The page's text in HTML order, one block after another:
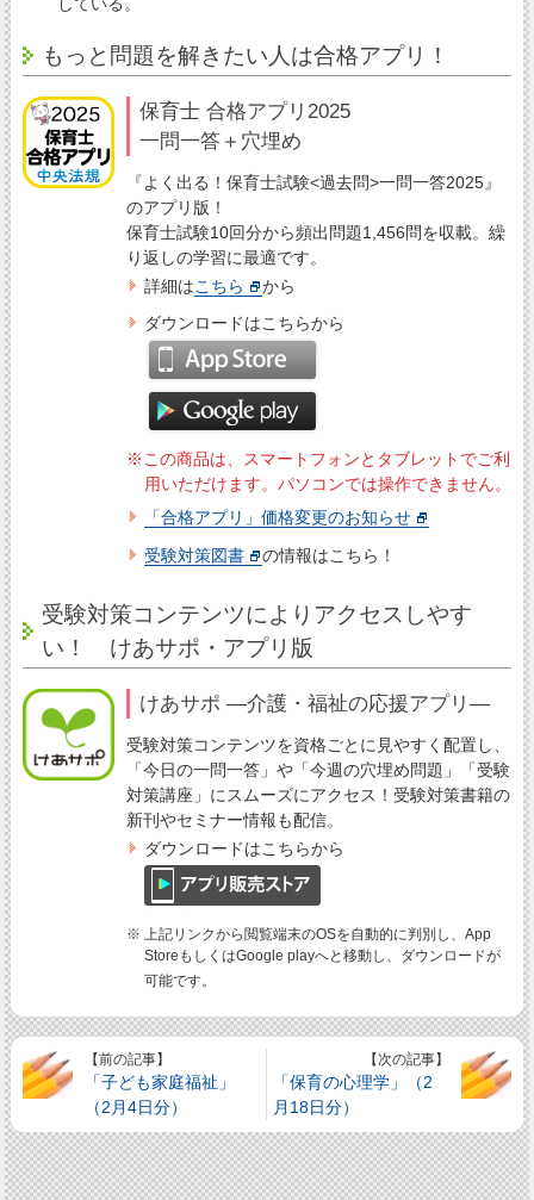
もっと問題を解きたい人は合格アプリ！
保育士 合格アプリ2025
一問一答＋穴埋め
『よく出る！保育士試験<過去問>一問一答2025』
のアプリ版！
保育士試験10回分から頻出問題1,456問を収載。繰
り返しの学習に最適です。
詳細はこちら
から
ダウンロードはこちらから
※この商品は、スマートフォンとタブレットでご利
用いただけます。パソコンでは操作できません。
「合格アプリ」価格変更のお知らせ
受験対策図書
の情報はこちら！
受験対策コンテンツによりアクセスしやす
い！ けあサポ・アプリ版
けあサポ ―介護・福祉の応援アプリ―
受験対策コンテンツを資格ごとに見やすく配置し、
「今日の一問一答」や「今週の穴埋め問題」「受験
対策講座」にスムーズにアクセス！受験対策書籍の
新刊やセミナー情報も配信。
ダウンロードはこちらから
※ 上記リンクから閲覧端末のOSを自動的に判別し、App
StoreもしくはGoogle playへと移動し、ダウンロードが
可能です。
【前の記事】
「子ども家庭福祉」
（2月4日分）
【次の記事】
「保育の心理学」（2
月18日分）